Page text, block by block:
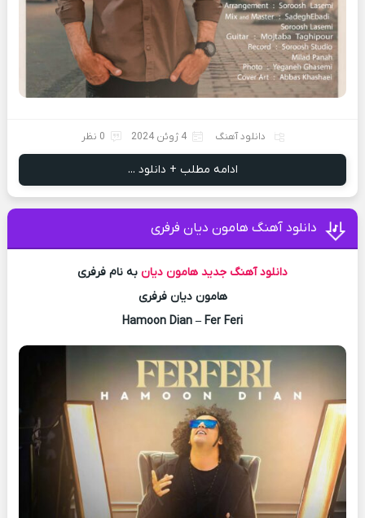
دانلود آهنگ 4 ژوئن 2024 0 نظر
ادامه مطلب + دانلود ...
دانلود آهنگ هامون دیان فرفری
دانلود آهنگ جدید هامون دیان به نام فرفری
هامون دیان فرفری
Hamoon Dian – Fer Feri